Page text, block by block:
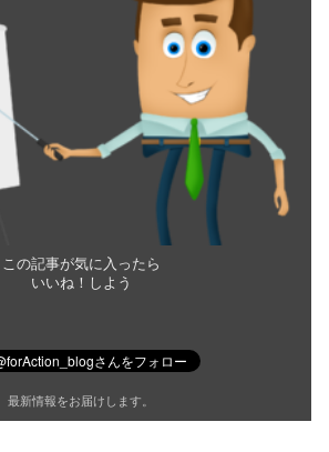
この記事が気に入ったら
いいね！しよう
最新情報をお届けします。